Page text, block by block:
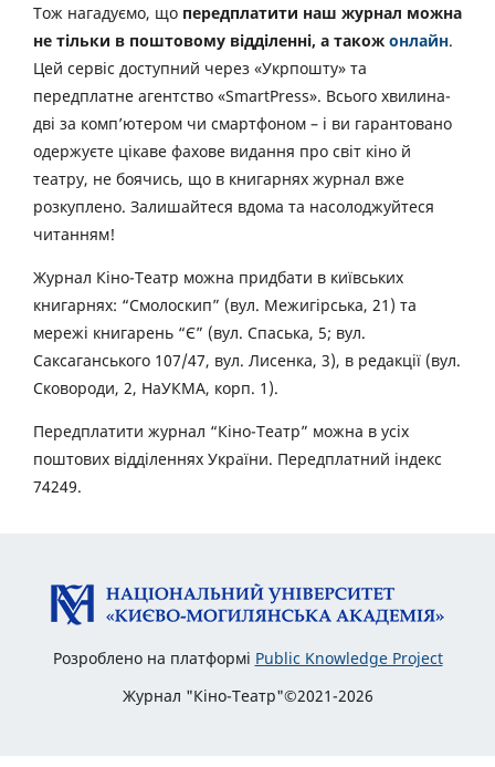
Тож нагадуємо, що передплатити наш журнал можна
не тільки в поштовому відділенні, а також онлайн.
Цей сервіс доступний через «Укрпошту» та
передплатне агентство «SmartPress». Всього хвилина-
дві за комп’ютером чи смартфоном – і ви гарантовано
одержуєте цікаве фахове видання про світ кіно й
театру, не боячись, що в книгарнях журнал вже
розкуплено. Залишайтеся вдома та насолоджуйтеся
читанням!
Журнал Кіно-Театр можна придбати в київських
книгарнях: “Смолоскип” (вул. Межигірська, 21) та
мережі книгарень “Є” (вул. Спаська, 5; вул.
Саксаганського 107/47, вул. Лисенка, 3), в редакції (вул.
Сковороди, 2, НаУКМА, корп. 1).
Передплатити журнал “Кіно-Театр” можна в усіх
поштових відділеннях України. Передплатний індекс
74249.
Розроблено на платформі Public Knowledge Project
Журнал "Кіно-Театр"©2021-2026